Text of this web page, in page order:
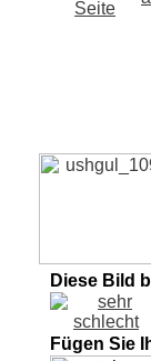
Diese Bild
Fügen Sie